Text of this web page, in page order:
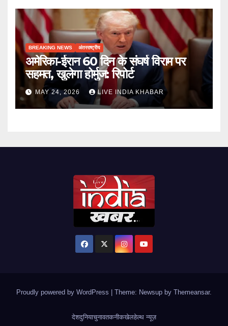
BREAKING NEWS अंतरराष्ट्रीय
अमेरिका-ईरान 60 दिन के संघर्ष विराम पर
सहमत, खुलेगा होर्मुज: रिपोर्ट
MAY 24, 2026 LIVE INDIA KHABAR
Proudly powered by WordPress Theme: Newsup by Themeansar.
देशदुनियाचुनावतकनीकखेलहेल्थ न्यूज़